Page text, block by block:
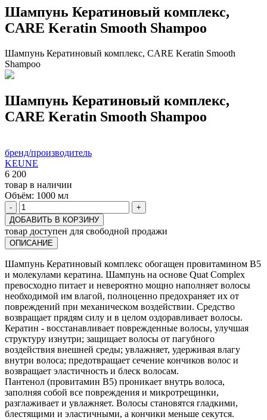
Шампунь Кератиновый комплекс,
CARE Keratin Smooth Shampoo
Шампунь Кератиновый комплекс, CARE Keratin Smooth
Shampoo
Шампунь Кератиновый комплекс,
CARE Keratin Smooth Shampoo
бренд/производитель
KEUNE
6 200
товар в наличии
Объём: 1000 мл
-
+
ДОБАВИТЬ В КОРЗИНУ
товар доступен для свободной продажи
ОПИСАНИЕ
Шампунь Кератиновый комплекс обогащен провитамином В5
и молекулами кератина. Шампунь на основе Quat Complex
превосходно питает и невероятно мощно наполняет волосы
необходимой им влагой, полноценно предохраняет их от
повреждений при механическом воздействии. Средство
возвращает прядям силу и в целом оздоравливает волосы.
Кератин - восстанавливает поврежденные волосы, улучшая
структуру изнутри; защищает волосы от пагубного
воздействия внешней среды; увлажняет, удерживая влагу
внутри волоса; предотвращает сечение кончиков волос и
возвращает эластичность и блеск волосам.
Пантенол (провитамин B5) проникает внутрь волоса,
заполняя собой все повреждения и микротрещинки,
разглаживает и увлажняет. Волосы становятся гладкими,
блестящими и эластичными, а кончики меньше секутся.